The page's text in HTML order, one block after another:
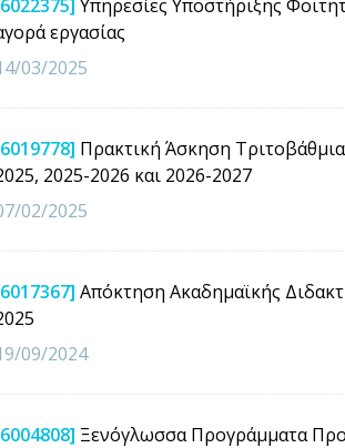
Υπηρεσίες Υποστήριξης
εργασίας
03/2025
Πρακτική Άσκηση
2025-2026 και 2026-2027
02/2025
Απόκτηση Ακαδημαϊκής
09/2024
Ξενόγλωσσα Προγράμματα